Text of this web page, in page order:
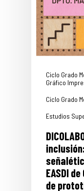
Ciclo Grado
Gráfico
Ciclo Grado
Estudios
EASDI
de